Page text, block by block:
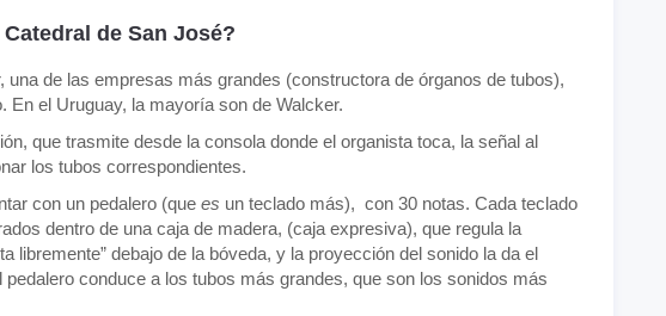
de San José?
una de las empresas más grandes (constructora de órganos de tubos),
el Uruguay, la mayoría son de Walcker.
que trasmite desde la consola donde el organista toca, la señal al
los tubos correspondientes.
con un pedalero (que es un teclado más), con 30 notas. Cada teclado
dentro de una caja de madera, (caja expresiva), que regula la
debajo de la bóveda, y la proyección del sonido la da el
conduce a los tubos más grandes, que son los sonidos más